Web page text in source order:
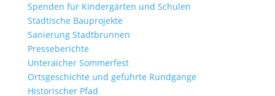
Spenden für Kindergärten und Schulen
Städtische Bauprojekte
Sanierung Stadtbrunnen
Presseberichte
Unteraicher Sommerfest
Ortsgeschichte und geführte Rundgänge
Historischer Pfad